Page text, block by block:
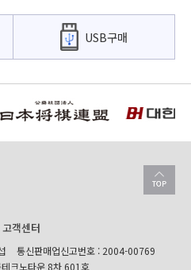
USB구매
고객센터
통신판매업신고번호 : 2004-00769
크노타운 8차 601호